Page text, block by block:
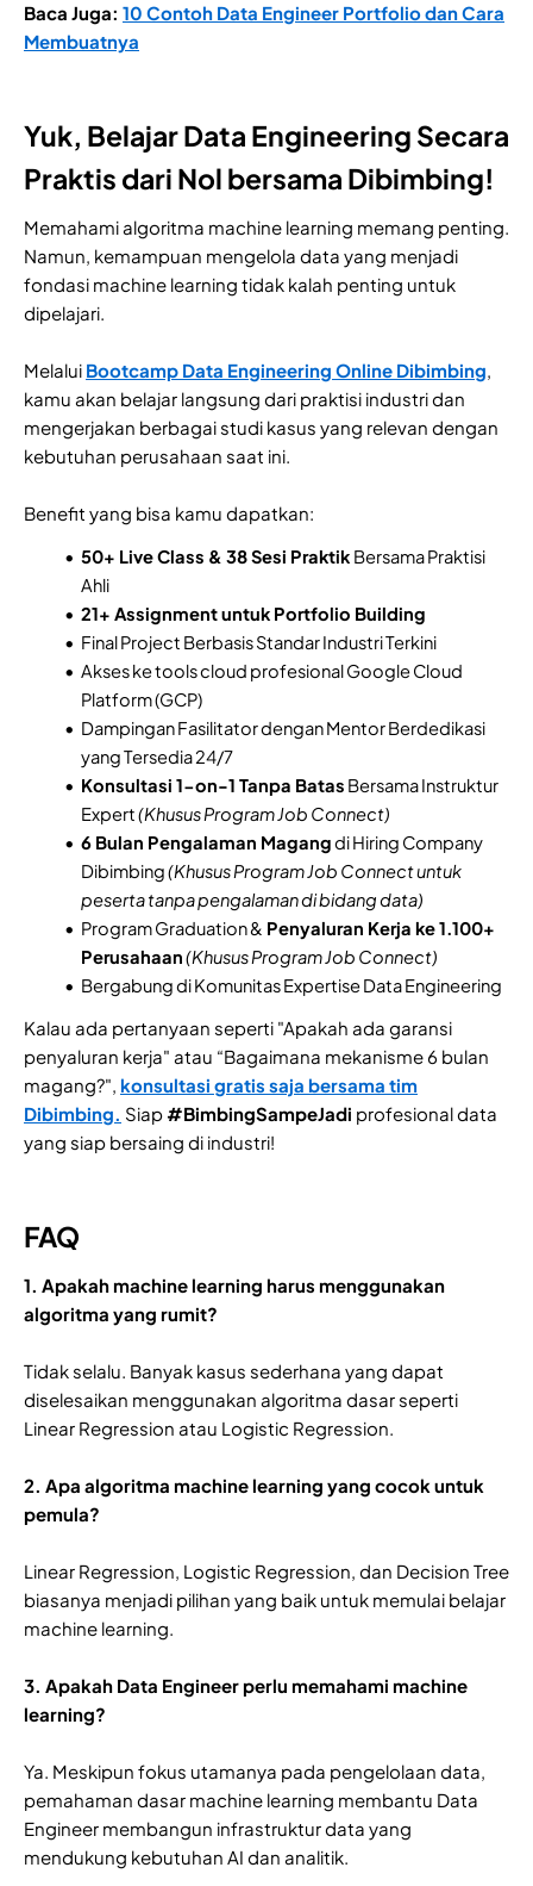
Baca Juga: 10 Contoh Data Engineer Portfolio dan Cara
Membuatnya
Yuk, Belajar Data Engineering Secara
Praktis dari Nol bersama Dibimbing!
Memahami algoritma machine learning memang penting.
Namun, kemampuan mengelola data yang menjadi
fondasi machine learning tidak kalah penting untuk
dipelajari.
Melalui Bootcamp Data Engineering Online Dibimbing,
kamu akan belajar langsung dari praktisi industri dan
mengerjakan berbagai studi kasus yang relevan dengan
kebutuhan perusahaan saat ini.
Benefit yang bisa kamu dapatkan:
50+ Live Class & 38 Sesi Praktik Bersama Praktisi
Ahli
21+ Assignment untuk Portfolio Building
Final Project Berbasis Standar Industri Terkini
Akses ke tools cloud profesional Google Cloud
Platform (GCP)
Dampingan Fasilitator dengan Mentor Berdedikasi
yang Tersedia 24/7
Konsultasi 1-on-1 Tanpa Batas Bersama Instruktur
Expert(Khusus Program Job Connect)
6 Bulan Pengalaman Magangdi Hiring Company
Dibimbing(Khusus Program Job Connect untuk
peserta tanpa pengalaman di bidang data)
Program Graduation & Penyaluran Kerja ke 1.100+
Perusahaan(Khusus Program Job Connect)
Bergabung di Komunitas Expertise Data Engineering
Kalau ada pertanyaan seperti "Apakah ada garansi
penyaluran kerja" atau “Bagaimana mekanisme 6 bulan
magang?", konsultasi gratis saja bersama tim
Dibimbing. Siap #BimbingSampeJadi profesional data
yang siap bersaing di industri!
FAQ
1. Apakah machine learning harus menggunakan
algoritma yang rumit?
Tidak selalu. Banyak kasus sederhana yang dapat
diselesaikan menggunakan algoritma dasar seperti
Linear Regression atau Logistic Regression.
2. Apa algoritma machine learning yang cocok untuk
pemula?
Linear Regression, Logistic Regression, dan Decision Tree
biasanya menjadi pilihan yang baik untuk memulai belajar
machine learning.
3. Apakah Data Engineer perlu memahami machine
learning?
Ya. Meskipun fokus utamanya pada pengelolaan data,
pemahaman dasar machine learning membantu Data
Engineer membangun infrastruktur data yang
mendukung kebutuhan AI dan analitik.